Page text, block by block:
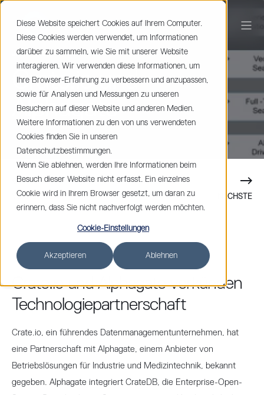
Diese Website speichert Cookies auf Ihrem Computer.
Diese Cookies werden verwendet, um Informationen
darüber zu sammeln, wie Sie mit unserer Website
interagieren. Wir verwenden diese Informationen, um
Ihre Browser-Erfahrung zu verbessern und anzupassen,
sowie für Analysen und Messungen zu unseren
Besuchern auf dieser Website und anderen Medien.
Weitere Informationen zu den von uns verwendeten
Cookies finden Sie in unseren
Datenschutzbestimmungen.
Wenn Sie ablehnen, werden Ihre Informationen beim
Besuch dieser Website nicht erfasst. Ein einzelnes
Cookie wird in Ihrem Browser gesetzt, um daran zu
erinnern, dass Sie nicht nachverfolgt werden möchten.
Cookie-Einstellungen
Akzeptieren Ablehnen
Johan Spets < 1 min read
Crate.io und
Alphagate
VORHERIGE NÄCHSTE
Crate.io und Alphagate verkünden
Technologiepartnerschaft
Crate.io, ein führendes Datenmanagementunternehmen, hat
eine Partnerschaft mit Alphagate, einem Anbieter von
Betriebslösungen für Industrie und Medizintechnik, bekannt
gegeben. Alphagate integriert CrateDB, die Enterprise-Open-